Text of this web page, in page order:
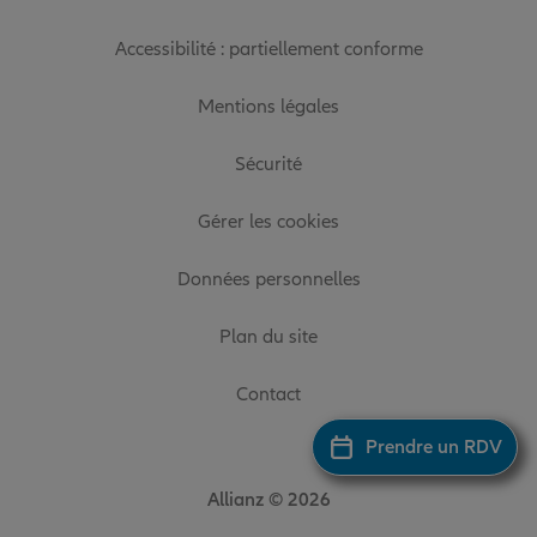
Prendre un RDV
Accessibilité : partiellement conforme
Mentions légales
Sécurité
Gérer les cookies
Données personnelles
Plan du site
Contact
Allianz © 2026